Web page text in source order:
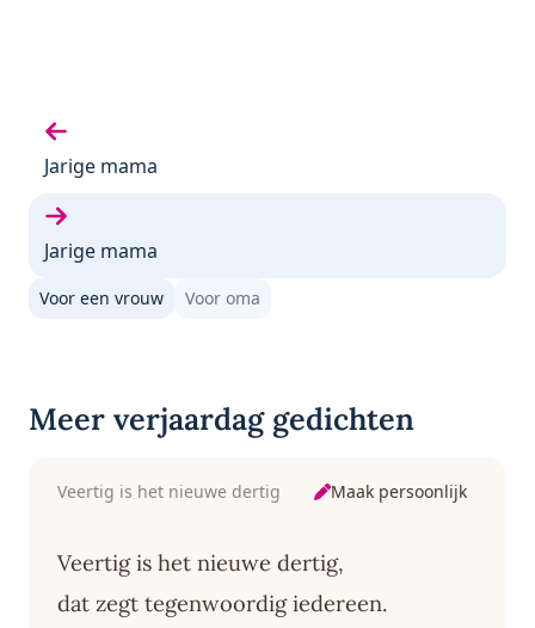
Vorige gedicht:
Jarige mama
Volgende gedicht:
Jarige mama
Voor een vrouw Voor oma
Meer verjaardag gedichten
Veertig is het nieuwe dertig Maak persoonlijk
Veertig is het nieuwe dertig,
dat zegt tegenwoordig iedereen.